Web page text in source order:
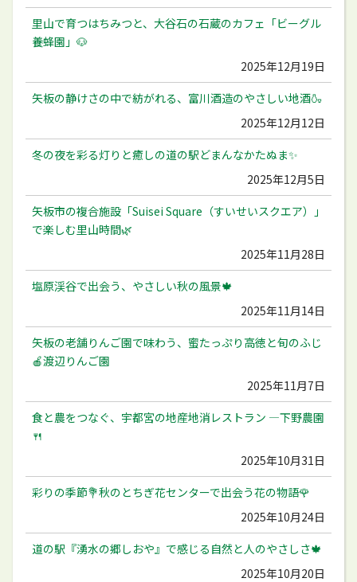
里山で育つはちみつと、大谷石の石蔵のカフェ「ビーグル
養蜂園」🐶
2025年12月19日
矢板の静けさの中で紡がれる、富川酒造のやさしい地酒🍶
2025年12月12日
冬の夜を彩る灯りと癒しの道の駅どまんなかたぬま✨
2025年12月5日
矢板市の複合施設「Suisei Square（すいせいスクエア）」
で楽しむ里山時間🌿
2025年11月28日
塩原渓谷で出会う、やさしい秋の風景🍁
2025年11月14日
矢板の老舗りんご園で味わう、蜜たっぷり高徳と旬のふじ
🍎渡辺りんご園
2025年11月7日
食と農をつなぐ、宇都宮の地産地消レストラン ―下野農園
🍴
2025年10月31日
彩りの季節💐秋のとちぎ花センターで出会う花の物語🌹
2025年10月24日
道の駅『湧水の郷しおや』で感じる自然と人のやさしさ🍁
2025年10月20日